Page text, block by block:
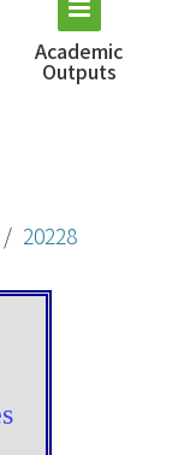
Academic
Outputs
/ 20228